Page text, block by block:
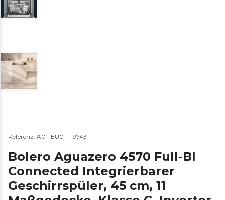
Referenz: A01_EU01_119743
Bolero Aguazero 4570 Full-BI
Connected Integrierbarer
Geschirrspüler, 45 cm, 11